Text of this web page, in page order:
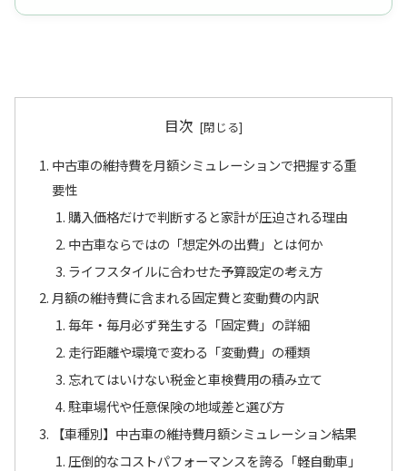
目次
中古車の維持費を月額シミュレーションで把握する重
要性
購入価格だけで判断すると家計が圧迫される理由
中古車ならではの「想定外の出費」とは何か
ライフスタイルに合わせた予算設定の考え方
月額の維持費に含まれる固定費と変動費の内訳
毎年・毎月必ず発生する「固定費」の詳細
走行距離や環境で変わる「変動費」の種類
忘れてはいけない税金と車検費用の積み立て
駐車場代や任意保険の地域差と選び方
【車種別】中古車の維持費月額シミュレーション結果
圧倒的なコストパフォーマンスを誇る「軽自動車」